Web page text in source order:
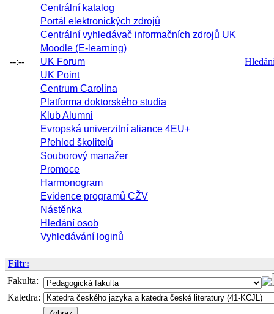
--:--
Centrální katalog
Portál elektronických zdrojů
Centrální vyhledávač informačních zdrojů UK
Moodle (E-learning)
UK Forum
UK Point
Centrum Carolina
Platforma doktorského studia
Klub Alumni
Evropská univerzitní aliance 4EU+
Přehled školitelů
Souborový manažer
Promoce
Harmonogram
Evidence programů CŽV
Nástěnka
Hledání osob
Vyhledávání loginů
Filtr:
Fakulta:
Katedra: